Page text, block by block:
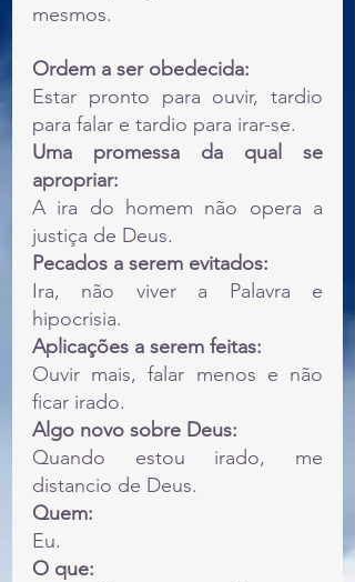
mesmos.
Ordem a ser obedecida:
Estar pronto para ouvir, tardio
para falar e tardio para irar-se.
Uma promessa da qual se
apropriar:
A ira do homem não opera a
justiça de Deus.
Pecados a serem evitados:
Ira, não viver a Palavra e
hipocrisia.
Aplicações a serem feitas:
Ouvir mais, falar menos e não
ficar irado.
Algo novo sobre Deus:
Quando estou irado, me
distancio de Deus.
Quem:
Eu.
O que: